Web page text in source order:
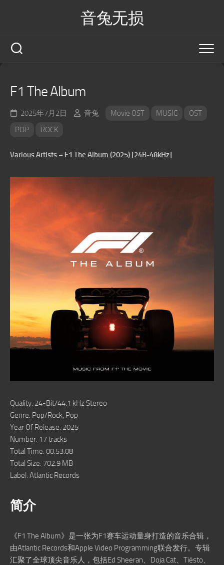
音兔无损
F1 The Album
2025年7月2日 音兔 Movie OST MUSIC
OST
POP
ROCK
Various Artists – F1 The Album (2025) [24B-48kHz]
Quality: 24-Bit/44.1 kHz Stereo
Genre: Pop/Rock, Pop
Year Of Release: 2025
Number: 17 tracks
Total Time: 00:53:08
Total Size: 702.9 MB
Label: Atlantic Records
简介
《F1 The Album》是一张为F1赛车运动量身打造的音乐合辑，
由Atlantic Records和Apple Video Programming联合发行。专辑
汇聚了全球顶尖音乐人，包括Ed Sheeran、Doja Cat、Tiësto、